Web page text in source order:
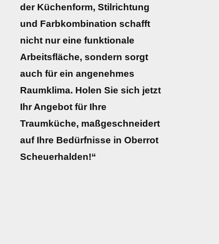
der Küchenform, Stilrichtung
und Farbkombination schafft
nicht nur eine funktionale
Arbeitsfläche, sondern sorgt
auch für ein angenehmes
Raumklima. Holen Sie sich jetzt
Ihr Angebot für Ihre
Traumküche, maßgeschneidert
auf Ihre Bedürfnisse in Oberrot
Scheuerhalden!“